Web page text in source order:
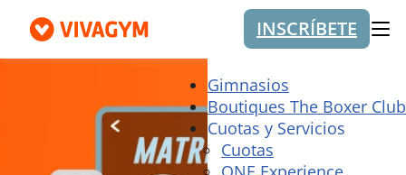
INSCRÍBETE
Gimnasios
Boutiques The Boxer Club
Cuotas y Servicios
Cuotas